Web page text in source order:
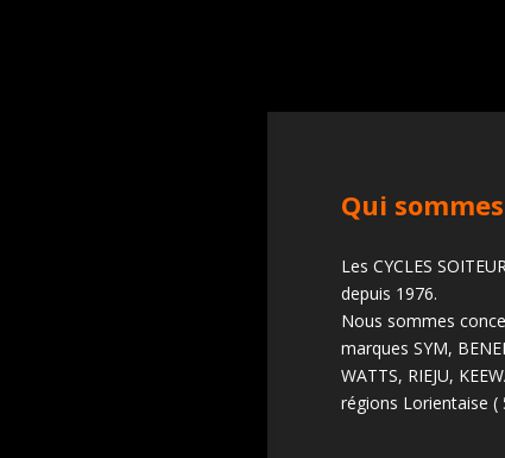
Qui
Les CYCLES
depuis 1976.
Nous sommes
marques SYM,
WATTS, RIEJU,
régions Lorientaise (